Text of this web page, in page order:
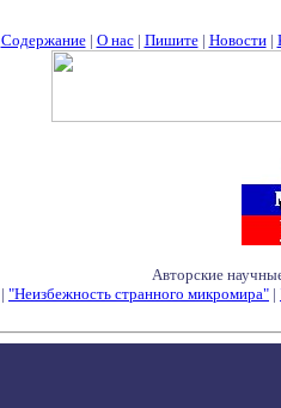
Содержание| О нас| Пишите| Новости|
Авторские
| "Неизбежность странного микромира" |